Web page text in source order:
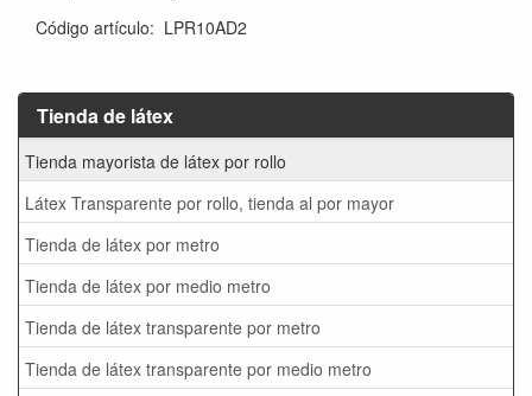
Tienda de látex
Tienda mayorista de látex por rollo
Látex Transparente por rollo, tienda al por mayor
Tienda de látex por metro
Tienda de látex por medio metro
Tienda de látex transparente por metro
Tienda de látex transparente por medio metro
Código artículo: LPR10AD2